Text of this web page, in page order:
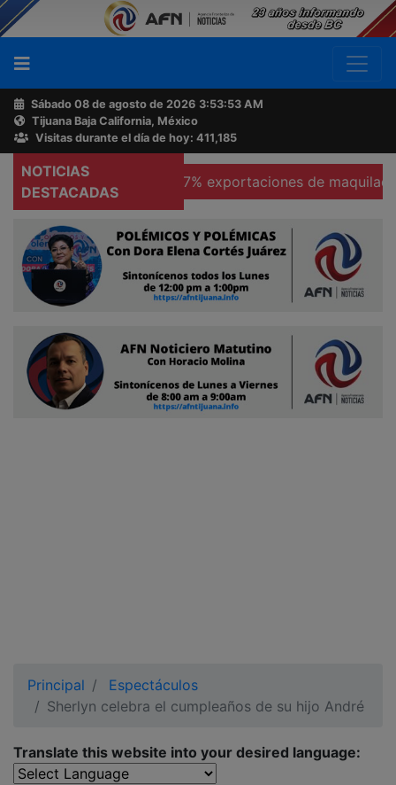
Sábado 08 de agosto de 2026 3:53:54 AM
Tijuana Baja California, México
Visitas durante el día de hoy: 411,185
NOTICIAS
DESTACADAS
Se hunden 37% exportaciones de maquiladoras en
Principal
Espectáculos
Sherlyn celebra el cumpleaños de su hijo André
Translate this website into your desired language:
Buscador
Acerca
de
AFN
Ventas
Contacto
Reportero
Ciudadano